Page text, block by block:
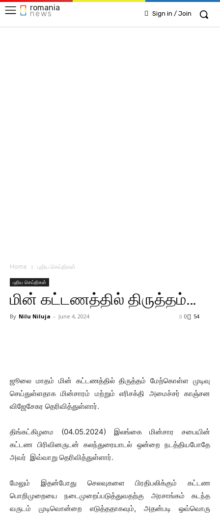
romania
news Sign in / Join
Home புதிய செய்திகள்
புதிய செய்திகள்
மின் கட்டணத்தில் திருத்தம்…
By Nilu Niluja - June 4, 2024 54
0
ஜூலை மாதம் மின் கட்டணத்தில் திருத்தம் மேற்கொள்ள முடிவு
செய்துள்ளதாக மின்சாரம் மற்றும் எரிசக்தி அமைச்சர் காஞ்சன
விஜேசேகர தெரிவித்துள்ளார்.
திங்கட்கிழமை (04.05.2024) இலங்கை மின்சார சபையின்
கட்டண பிரிவினருடன் கலந்துரையாடல் ஒன்றை நடத்தியபோதே
அவர் இவ்வாறு தெரிவித்துள்ளார்.
மேலும் இதன்போது செலவுகளை பிரதிபலிக்கும் கட்டண
பொறிமுறையை நடைமுறைப்படுத்துவதற்கு அரசாங்கம் கடந்த
வருடம் முடிவொன்றை எடுத்ததாகவும், அதன்படி ஒவ்வொரு